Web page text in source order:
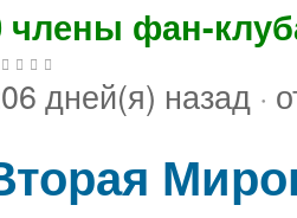
члены фан-
дней(я) назад ·